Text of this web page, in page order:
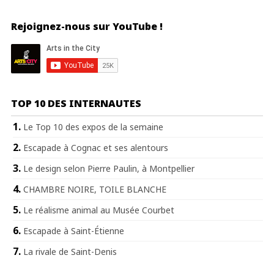
Rejoignez-nous sur YouTube !
TOP 10 DES INTERNAUTES
Le Top 10 des expos de la semaine
Escapade à Cognac et ses alentours
Le design selon Pierre Paulin, à Montpellier
CHAMBRE NOIRE, TOILE BLANCHE
Le réalisme animal au Musée Courbet
Escapade à Saint-Étienne
La rivale de Saint-Denis